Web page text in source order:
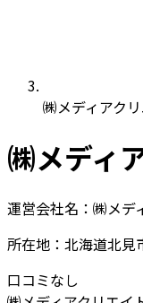
㈱メディアク
㈱メディ
運営会社名：㈱メデ
所在地：北海道北見
口コミなし